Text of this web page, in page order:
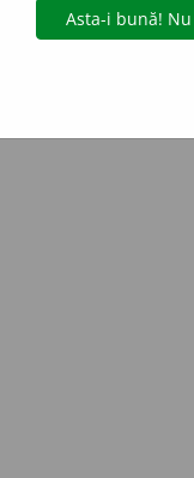
Copyright © 2004-2026
de pe acest site, inclusiv
prealabil scris, cu excepția